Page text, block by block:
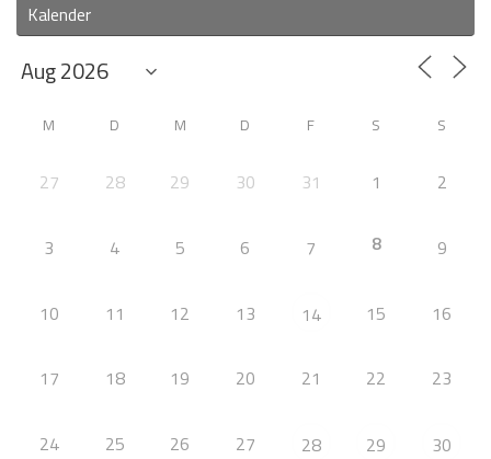
Kalender
M D M D F S S
27 28 29 30 31 1 2
3 4 5 6 7 8 9
10 11 12 13 14 15 16
17 18 19 20 21 22 23
24 25 26 27 28 29 30